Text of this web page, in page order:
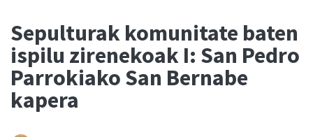
Sepulturak komunitate baten
ispilu zirenekoak I: San Pedro
Parrokiako San Bernabe
kapera